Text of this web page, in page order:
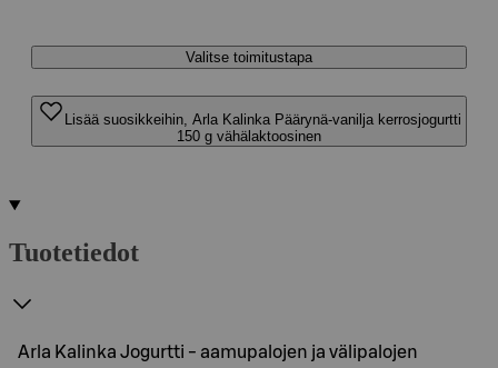
Valitse toimitustapa
Lisää suosikkeihin, Arla Kalinka Päärynä-vanilja kerrosjogurtti
150 g vähälaktoosinen
Tuotetiedot
Arla Kalinka Jogurtti - aamupalojen ja välipalojen